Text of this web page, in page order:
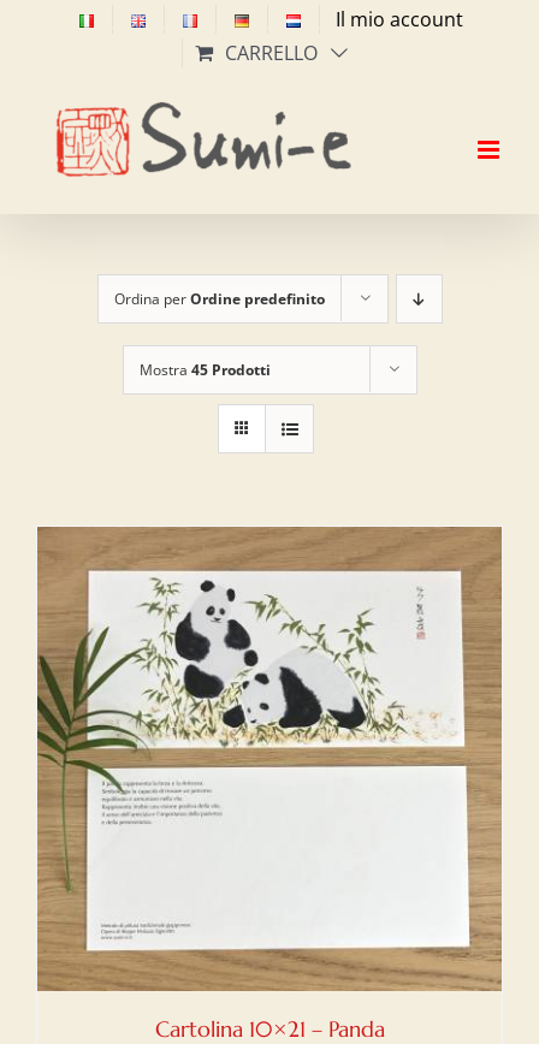
Il mio account
CARRELLO
Ordina perOrdine predefinito
Mostra 45 Prodotti
Cartolina 10×21 – Panda